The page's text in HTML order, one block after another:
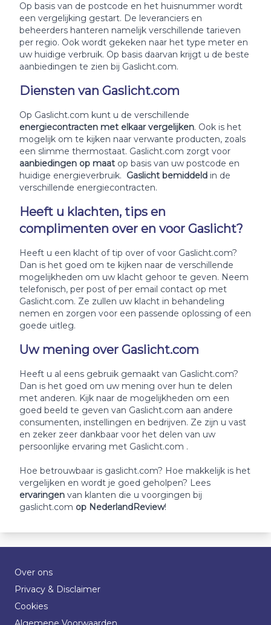
Op basis van de postcode en het huisnummer wordt
een vergelijking gestart. De leveranciers en
beheerders hanteren namelijk verschillende tarieven
per regio. Ook wordt gekeken naar het type meter en
uw huidige verbruik. Op basis daarvan krijgt u de beste
aanbiedingen te zien bij Gaslicht.com.
Diensten van Gaslicht.com
Op Gaslicht.com kunt u de verschillende
energiecontracten met elkaar vergelijken. Ook is het
mogelijk om te kijken naar verwante producten, zoals
een slimme thermostaat. Gaslicht.com zorgt voor
aanbiedingen op maat op basis van uw postcode en
huidige energieverbruik. Gaslicht bemiddeld in de
verschillende energiecontracten.
Heeft u klachten, tips en
complimenten over en voor Gaslicht?
Heeft u een klacht of tip over of voor Gaslicht.com?
Dan is het goed om te kijken naar de verschillende
mogelijkheden om uw klacht gehoor te geven. Neem
telefonisch, per post of per email contact op met
Gaslicht.com. Ze zullen uw klacht in behandeling
nemen en zorgen voor een passende oplossing of een
goede uitleg.
Uw mening over Gaslicht.com
Heeft u al eens gebruik gemaakt van Gaslicht.com?
Dan is het goed om uw mening over hun te delen
met anderen. Kijk naar de mogelijkheden om een
goed beeld te geven van Gaslicht.com aan andere
consumenten, instellingen en bedrijven. Ze zijn u vast
en zeker zeer dankbaar voor het delen van uw
persoonlijke ervaring met Gaslicht.com .
Hoe betrouwbaar is gaslicht.com? Hoe makkelijk is het
vergelijken en wordt je goed geholpen? Lees
ervaringen van klanten die u voorgingen bij
gaslicht.com op NederlandReview!
Over ons
Privacy & Disclaimer
Cookies